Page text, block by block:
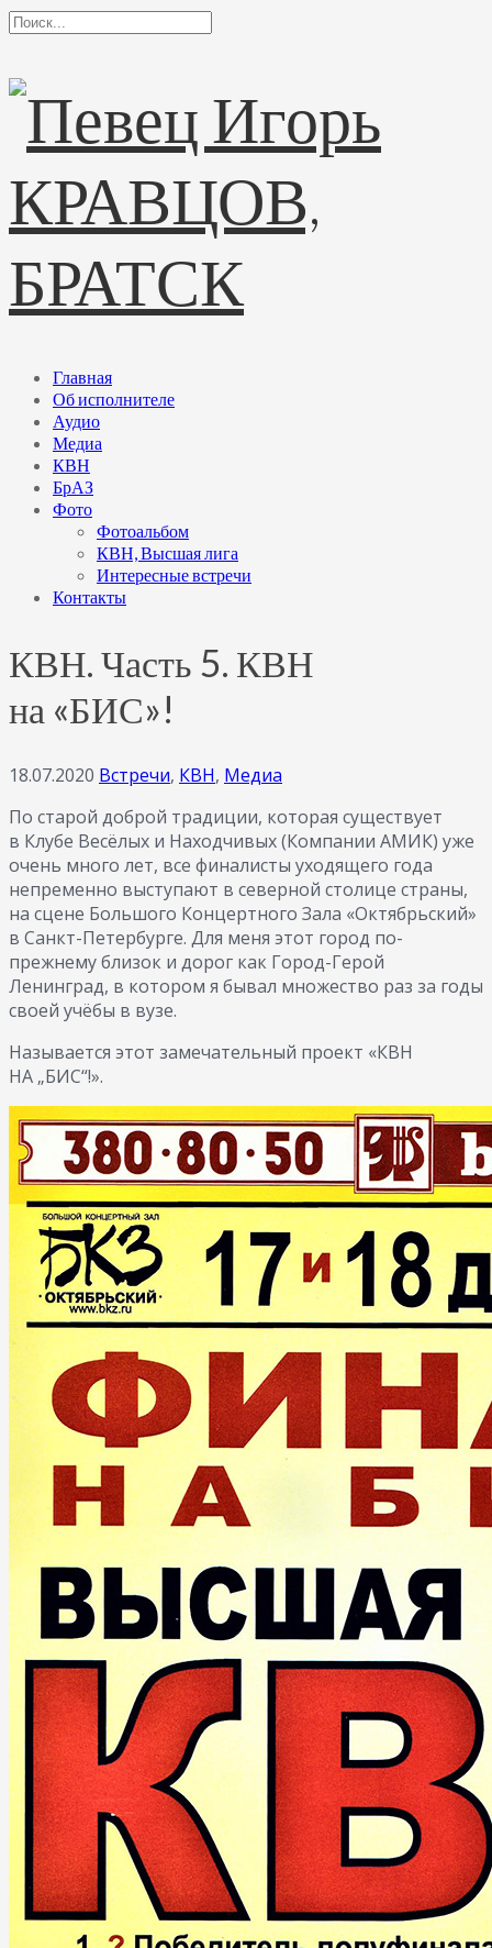
Главная
Об исполнителе
Аудио
Медиа
КВН
БрАЗ
Фото
Фотоальбом
КВН, Высшая лига
Интересные встречи
Контакты
КВН. Часть 5. КВН
на «БИС»!
18.07.2020 Встречи, КВН, Медиа
По старой доброй традиции, которая существует
в Клубе Весёлых и Находчивых (Компании АМИК) уже
очень много лет, все финалисты уходящего года
непременно выступают в северной столице страны,
на сцене Большого Концертного Зала «Октябрьский»
в Санкт-Петербурге. Для меня этот город по-
прежнему близок и дорог как Город-Герой
Ленинград, в котором я бывал множество раз за годы
своей учёбы в вузе.
Называется этот замечательный проект «КВН
НА „БИС“!».